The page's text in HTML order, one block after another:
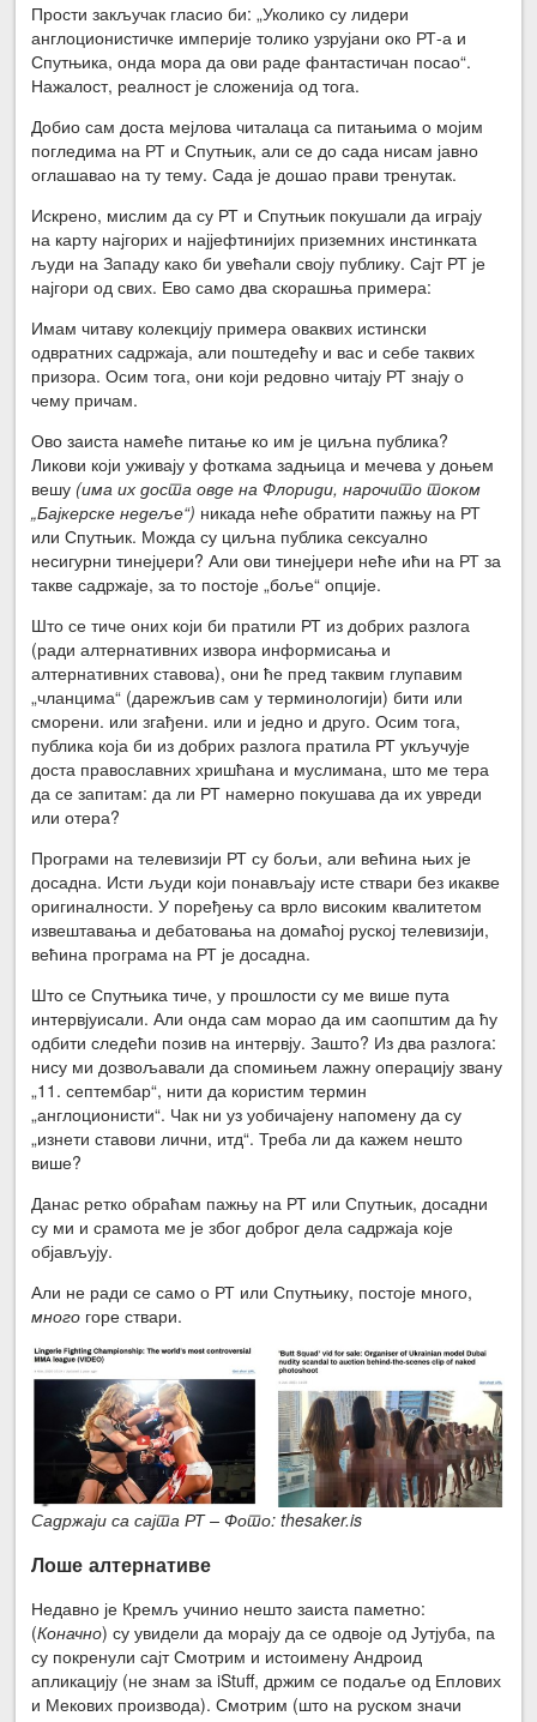
Прости закључак гласио би: „Уколико су лидери
англоционистичке империје толико узрујани око РТ-а и
Спутњика, онда мора да ови раде фантастичан посао“.
Нажалост, реалност је сложенија од тога.
Добио сам доста мејлова читалаца са питањима о мојим
погледима на РТ и Спутњик, али се до сада нисам јавно
оглашавао на ту тему. Сада је дошао прави тренутак.
Искрено, мислим да су РТ и Спутњик покушали да играју
на карту најгорих и најјефтинијих приземних инстинката
људи на Западу како би увећали своју публику. Сајт РТ је
најгори од свих. Ево само два скорашња примера:
Имам читаву колекцију примера оваквих истински
одвратних садржаја, али поштедећу и вас и себе таквих
призора. Осим тога, они који редовно читају РТ знају о
чему причам.
Ово заиста намеће питање ко им је циљна публика?
Ликови који уживају у фоткама задњица и мечева у доњем
вешу (има их доста овде на Флориди, нарочито током
„Бајкерске недеље“) никада неће обратити пажњу на РТ
или Спутњик. Можда су циљна публика сексуално
несигурни тинејџери? Али ови тинејџери неће ићи на РТ за
такве садржаје, за то постоје „боље“ опције.
Што се тиче оних који би пратили РТ из добрих разлога
(ради алтернативних извора информисања и
алтернативних ставова), они ће пред таквим глупавим
„чланцима“ (дарежљив сам у терминологији) бити или
сморени. или згађени. или и једно и друго. Осим тога,
публика која би из добрих разлога пратила РТ укључује
доста православних хришћана и муслимана, што ме тера
да се запитам: да ли РТ намерно покушава да их увреди
или отера?
Програми на телевизији РТ су бољи, али већина њих је
досадна. Исти људи који понављају исте ствари без икакве
оригиналности. У поређењу са врло високим квалитетом
извештавања и дебатовања на домаћој руској телевизији,
већина програма на РТ је досадна.
Што се Спутњика тиче, у прошлости су ме више пута
интервјуисали. Али онда сам морао да им саопштим да ћу
одбити следећи позив на интервју. Зашто? Из два разлога:
нису ми дозвољавали да спомињем лажну операцију звану
„11. септембар“, нити да користим термин
„англоционисти“. Чак ни уз уобичајену напомену да су
„изнети ставови лични, итд“. Треба ли да кажем нешто
више?
Данас ретко обраћам пажњу на РТ или Спутњик, досадни
су ми и срамота ме је због доброг дела садржаја које
објављују.
Али не ради се само о РТ или Спутњику, постоје много,
много горе ствари.
Садржаји са сајта РТ – Фото: thesaker.is
Лоше алтернативе
Недавно је Кремљ учинио нешто заиста паметно:
(Коначно) су увидели да морају да се одвоје од Јутјуба, па
су покренули сајт Смотрим и истоимену Андроид
апликацију (не знам за iStuff, држим се подаље од Еплових
и Мекових производа). Смотрим (што на руском значи